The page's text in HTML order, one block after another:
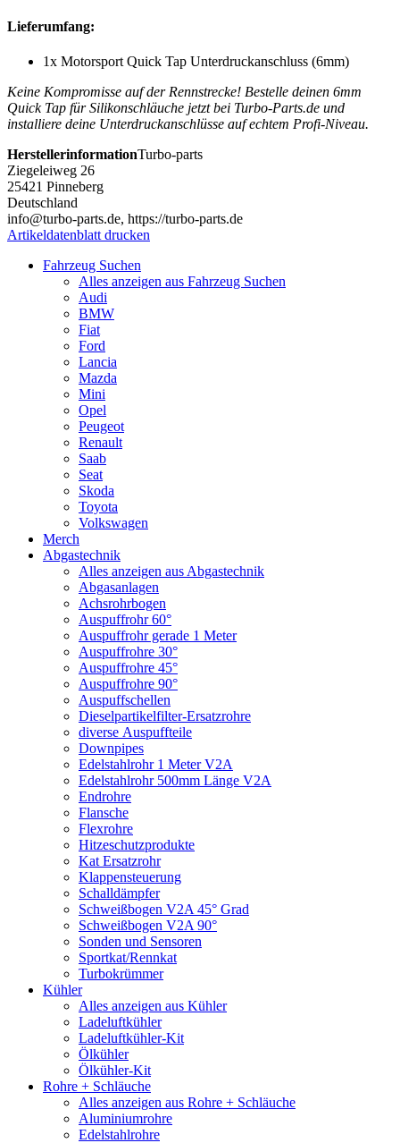
Lieferumfang:
1x Motorsport Quick Tap Unterdruckanschluss (6mm)
Keine Kompromisse auf der Rennstrecke! Bestelle deinen 6mm
Quick Tap für Silikonschläuche jetzt bei Turbo-Parts.de und
installiere deine Unterdruckanschlüsse auf echtem Profi-Niveau.
HerstellerinformationTurbo-parts
Ziegeleiweg 26
25421 Pinneberg
Deutschland
info@turbo-parts.de, https://turbo-parts.de
Artikeldatenblatt drucken
Fahrzeug Suchen
Alles anzeigen aus Fahrzeug Suchen
Audi
BMW
Fiat
Ford
Lancia
Mazda
Mini
Opel
Peugeot
Renault
Saab
Seat
Skoda
Toyota
Volkswagen
Merch
Abgastechnik
Alles anzeigen aus Abgastechnik
Abgasanlagen
Achsrohrbogen
Auspuffrohr 60°
Auspuffrohr gerade 1 Meter
Auspuffrohre 30°
Auspuffrohre 45°
Auspuffrohre 90°
Auspuffschellen
Dieselpartikelfilter-Ersatzrohre
diverse Auspuffteile
Downpipes
Edelstahlrohr 1 Meter V2A
Edelstahlrohr 500mm Länge V2A
Endrohre
Flansche
Flexrohre
Hitzeschutzprodukte
Kat Ersatzrohr
Klappensteuerung
Schalldämpfer
Schweißbogen V2A 45° Grad
Schweißbogen V2A 90°
Sonden und Sensoren
Sportkat/Rennkat
Turbokrümmer
Kühler
Alles anzeigen aus Kühler
Ladeluftkühler
Ladeluftkühler-Kit
Ölkühler
Ölkühler-Kit
Rohre + Schläuche
Alles anzeigen aus Rohre + Schläuche
Aluminiumrohre
Edelstahlrohre